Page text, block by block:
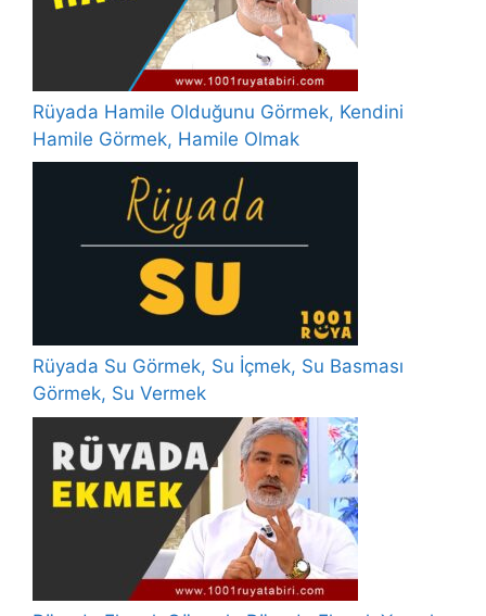
Rüyada Hamile Olduğunu Görmek, Kendini
Hamile Görmek, Hamile Olmak
Rüyada Su Görmek, Su İçmek, Su Basması
Görmek, Su Vermek